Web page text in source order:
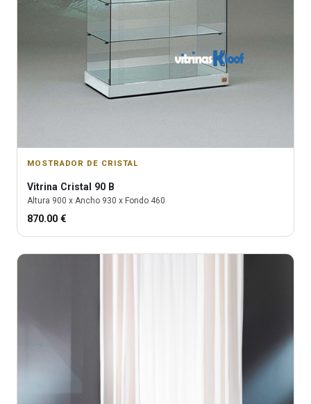
MOSTRADOR DE CRISTAL
Vitrina Cristal 90 B
Altura 900 x Ancho 930 x Fondo 460
870.00 €